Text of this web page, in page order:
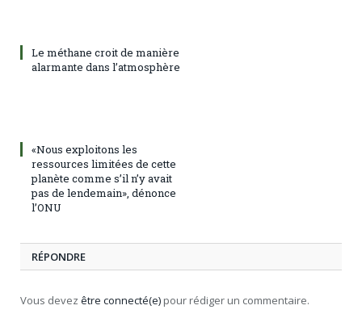
Le méthane croit de manière
alarmante dans l’atmosphère
«Nous exploitons les
ressources limitées de cette
planète comme s’il n’y avait
pas de lendemain», dénonce
l’ONU
RÉPONDRE
Vous devez être connecté(e) pour rédiger un commentaire.